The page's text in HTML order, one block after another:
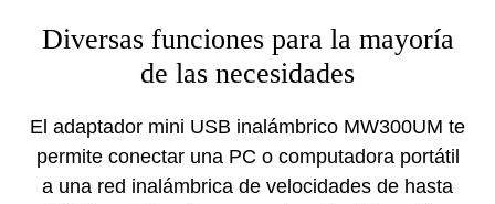
Diversas funciones para la mayoría
de las necesidades
El adaptador mini USB inalámbrico MW300UM te
permite conectar una PC o computadora portátil
a una red inalámbrica de velocidades de hasta